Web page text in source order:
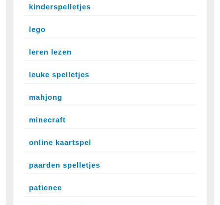
kinderspelletjes
lego
leren lezen
leuke spelletjes
mahjong
minecraft
online kaartspel
paarden spelletjes
patience